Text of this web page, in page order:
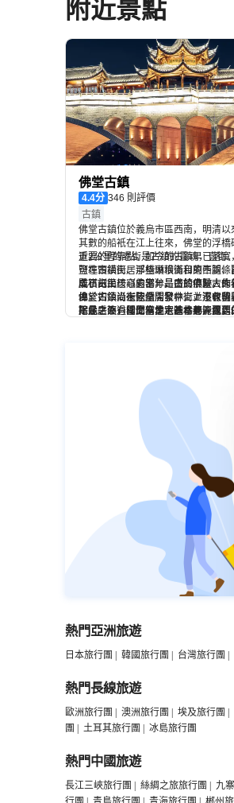
附近景點
佛堂古鎮
4.4分
346 則評價
古鎮
佛堂古鎮位於義烏市區西南，明清以
其數的船衹在江上往來，佛堂的浮橋
重要的停靠點。如今的古鎮早已落寞
可在古鎮民居那些琳琅滿目的牛腿、
雕石刻上一窺它當年昌盛的痕跡。作
佛堂古鎮尚在陸續開發中，並不收費
尾幾乎沒有什麼商業意味，巷弄深處
近2公里的老街是古鎮的靈魂，直街
鹽埠頭橫街、浮橋頭橫街和東西兩條
成了古鎮核心的部分。由於佛堂古來
埠，如今沿街依然店家林立，還保留
下是店面，樓上為住宅的格局，舊舊
本地戲曲表演。若是遇上，不妨與從
趕來看戲的村民一起，欣賞一陣。
吳棋記民居（吳宅）是古鎮中較大的
由於古鎮尚未完全開發，街上沒有明
指示，不過問問當地人基本都能找到
主人傾其一生建造了這間大宅，卻經
戰、土改等種種坎坷，卻沒能在此住
遊人置身其中時，難免感慨唏噓。另
（利記八面廳），兩側八對徽派馬頭
派，八幢房子既單獨的又是相連的·，
除此之外，當你信步走進巷弄深處，
隨即引入眼簾。岸邊的石頭上刻着古
字，牆邊的雕塑記錄著當年此處“雞
熱門亞洲旅遊
日本旅行團 | 韓國旅行團 | 台灣旅行團 |
熱門長線旅遊
歐洲旅行團 | 澳洲旅行團 | 埃及旅行團 |
團 | 土耳其旅行團 | 冰島旅行團
熱門中國旅遊
長江三峽旅行團 | 絲綢之旅旅行團 | 九